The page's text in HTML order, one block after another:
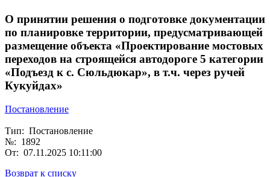
О принятии решения о подготовке документации
по планировке территории, предусматривающей
размещение объекта «Проектирование мостовых
переходов на строящейся автодороге 5 категории
«Подъезд к с. Сюльдюкар», в т.ч. через ручей
Кукуйдах»
Постановление
Тип: Постановление
№: 1892
От: 07.11.2025 10:11:00
Возврат к списку